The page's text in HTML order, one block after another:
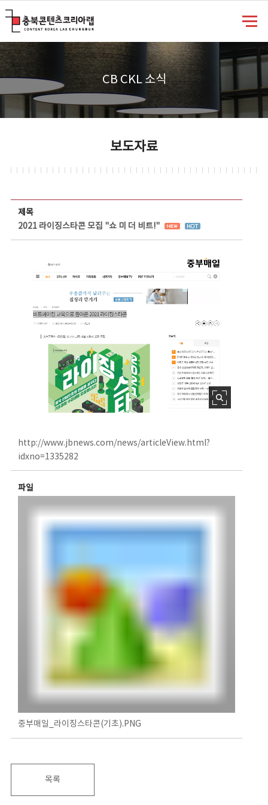
CB CKL 소식
보도자료
제목
2021 라이징스타콘 모집 "쇼 미 더 비트!"
http://www.jbnews.com/news/articleView.html?
idxno=1335282
파일
중부매일_라이징스타콘(기초).PNG
목록